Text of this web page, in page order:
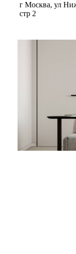
г Москва, ул
стр 2